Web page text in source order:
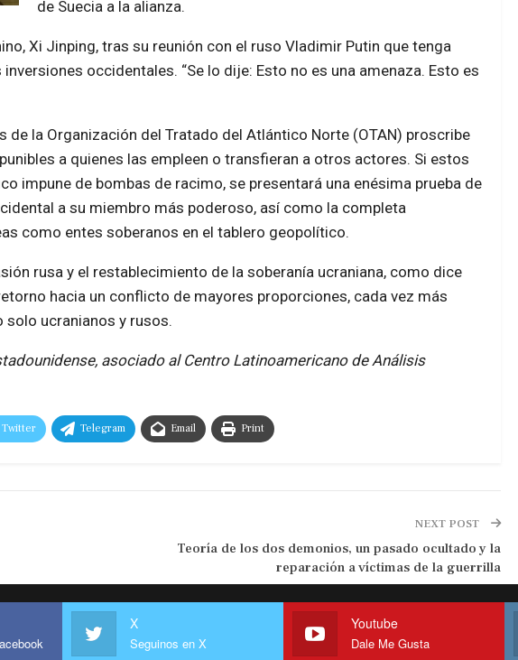
de Suecia a la alianza.
Xi Jinping, tras su reunión con el ruso Vladimir Putin que tenga
occidentales. “Se lo dije: Esto no es una amenaza. Esto es
de la Organización del Tratado del Atlántico Norte (OTAN) proscribe
a quienes las empleen o transfieran a otros actores. Si estos
impune de bombas de racimo, se presentará una enésima prueba de
a su miembro más poderoso, así como la completa
como entes soberanos en el tablero geopolítico.
rusa y el restablecimiento de la soberanía ucraniana, como dice
hacia un conflicto de mayores proporciones, cada vez más
solo ucranianos y rusos.
asociado al Centro Latinoamericano de Análisis
Twitter Telegram Email Print
NEXT POST
Teoría de los dos demonios, un pasado ocultado y la
reparación a víctimas de la guerrilla
X
Seguinos en X
Youtube
Dale Me Gusta